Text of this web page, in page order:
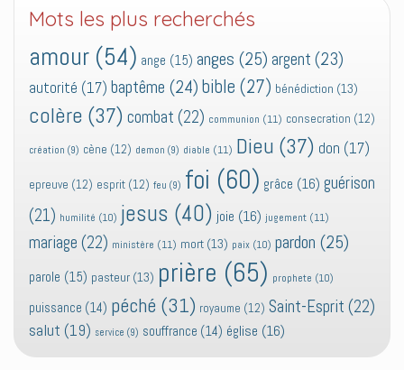
Mots les plus recherchés
amour (54) ange (15) anges (25) argent (23)
autorité (17) baptême (24) bible (27) bénédiction (13)
colère (37) combat (22) communion (11) consecration (12)
création (9) cène (12) demon (9) diable (11) Dieu (37) don (17)
epreuve (12) esprit (12) feu (9) foi (60) grâce (16) guérison
(21) humilité (10) jesus (40) joie (16) jugement (11)
mariage (22) ministère (11) mort (13) paix (10) pardon (25)
parole (15) pasteur (13) prière (65) prophete (10)
puissance (14) péché (31) royaume (12) Saint-Esprit (22)
salut (19) service (9) souffrance (14) église (16)